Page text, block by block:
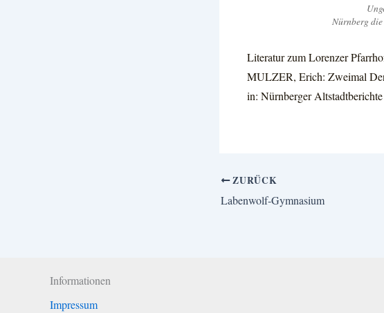
Nürnberg die
Literatur zum Lorenzer
MULZER, Erich: Zweimal
in: Nürnberger
ZURÜCK
Labenwolf-Gymnasium
Informationen
Impressum